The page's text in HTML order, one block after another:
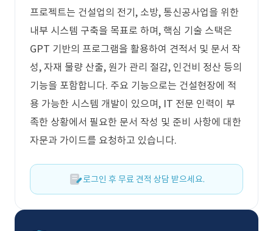
프로젝트는 건설업의 전기, 소방, 통신공사업을 위한
내부 시스템 구축을 목표로 하며, 핵심 기술 스택은
GPT 기반의 프로그램을 활용하여 견적서 및 문서 작
성, 자재 물량 산출, 원가 관리 절감, 인건비 정산 등의
기능을 포함합니다. 주요 기능으로는 건설현장에 적
용 가능한 시스템 개발이 있으며, IT 전문 인력이 부
족한 상황에서 필요한 문서 작성 및 준비 사항에 대한
자문과 가이드를 요청하고 있습니다.
로그인 후 무료 견적 상담 받으세요.